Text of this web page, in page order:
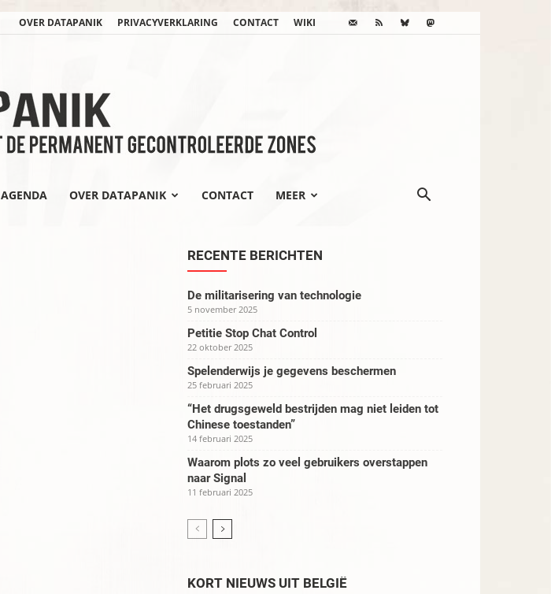
OVER DATAPANIK PRIVACYVERKLARING CONTACT WIKI
AGENDA OVER DATAPANIK CONTACT MEER
RECENTE BERICHTEN
De militarisering van technologie
5 november 2025
Petitie Stop Chat Control
22 oktober 2025
Spelenderwijs je gegevens beschermen
25 februari 2025
“Het drugsgeweld bestrijden mag niet leiden tot
Chinese toestanden”
14 februari 2025
Waarom plots zo veel gebruikers overstappen
naar Signal
11 februari 2025
KORT NIEUWS UIT BELGIË